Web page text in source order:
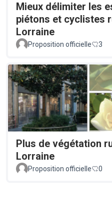
Mieux délimiter les
piétons et cyclistes
Lorraine
Proposition officielle 3
Plus de végétation
Lorraine
Proposition officielle 0